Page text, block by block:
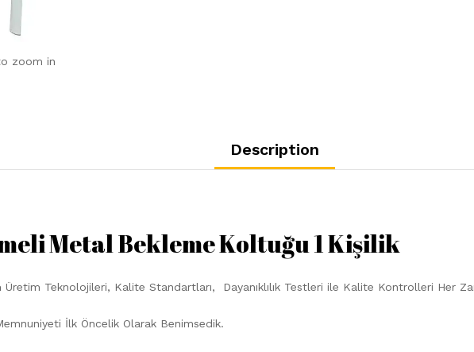
zoom in
Description
Metal Bekleme Koltuğu 1 Kişilik
Teknolojileri, Kalite Standartları, Dayanıklılık Testleri ile Kalite Kontrolleri Her
İlk Öncelik Olarak Benimsedik.